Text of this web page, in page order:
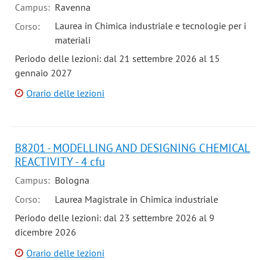
Campus: Ravenna
Corso:
Laurea in Chimica industriale e tecnologie per i
materiali
Periodo delle lezioni: dal 21 settembre 2026 al 15
gennaio 2027
Orario delle lezioni
B8201 - MODELLING AND DESIGNING CHEMICAL
REACTIVITY - 4 cfu
Campus: Bologna
Corso:
Laurea Magistrale in Chimica industriale
Periodo delle lezioni: dal 23 settembre 2026 al 9
dicembre 2026
Orario delle lezioni